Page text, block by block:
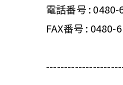
電話番号 : 0480-
FAX番号 : 0480-